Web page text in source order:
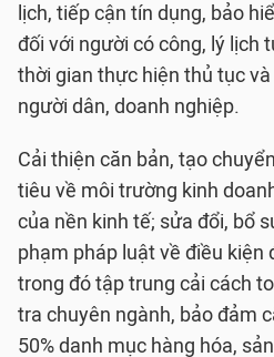
lịch, tiếp cận tín dụng, bảo
đối với người có công, lý lịch
thời gian thực hiện thủ tục
người dân, doanh nghiệp.
Cải thiện căn bản, tạo
tiêu về môi trường kinh
của nền kinh tế; sửa đổi, bổ
phạm pháp luật về điều kiện
trong đó tập trung cải cách
tra chuyên ngành, bảo đảm
50% danh mục hàng hóa,